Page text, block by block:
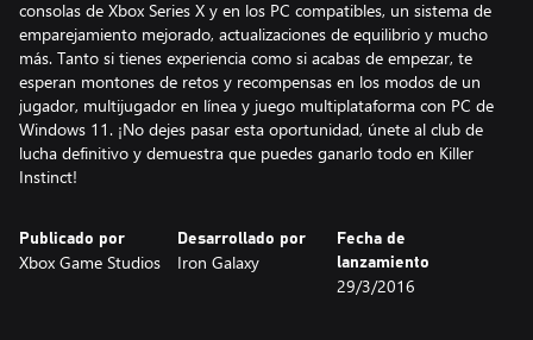
consolas de Xbox Series X y en los PC compatibles, un sistema de
emparejamiento mejorado, actualizaciones de equilibrio y mucho
más. Tanto si tienes experiencia como si acabas de empezar, te
esperan montones de retos y recompensas en los modos de un
jugador, multijugador en línea y juego multiplataforma con PC de
Windows 11. ¡No dejes pasar esta oportunidad, únete al club de
lucha definitivo y demuestra que puedes ganarlo todo en Killer
Instinct!
Publicado por
Xbox Game Studios
Desarrollado por
Iron Galaxy
Fecha de
lanzamiento
29/3/2016